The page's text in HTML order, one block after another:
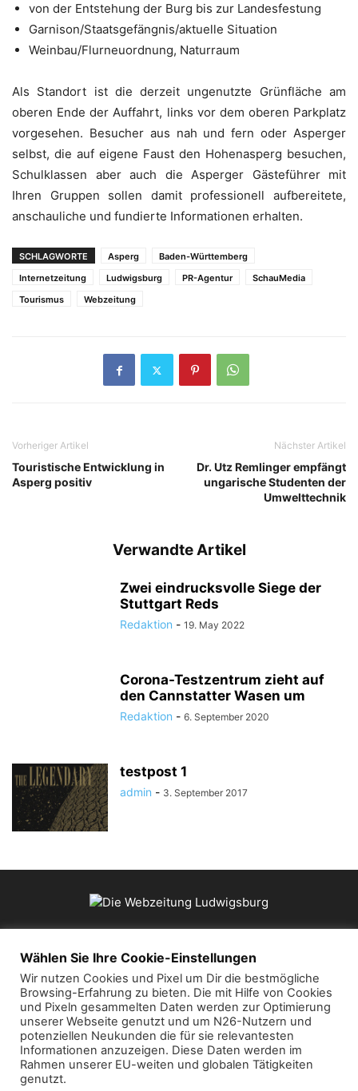
von der Entstehung der Burg bis zur Landesfestung
Garnison/Staatsgefängnis/aktuelle Situation
Weinbau/Flurneuordnung, Naturraum
Als Standort ist die derzeit ungenutzte Grünfläche am
oberen Ende der Auffahrt, links vor dem oberen Parkplatz
vorgesehen. Besucher aus nah und fern oder Asperger
selbst, die auf eigene Faust den Hohenasperg besuchen,
Schulklassen aber auch die Asperger Gästeführer mit
Ihren Gruppen sollen damit professionell aufbereitete,
anschauliche und fundierte Informationen erhalten.
SCHLAGWORTE Asperg
Baden-Württemberg
Internetzeitung
Ludwigsburg PR-Agentur
SchauMedia
Tourismus
Webzeitung
Vorheriger Artikel
Touristische Entwicklung in
Asperg positiv
Nächster Artikel
Dr. Utz Remlinger empfängt
ungarische Studenten der
Umwelttechnik
Verwandte Artikel
Zwei eindrucksvolle Siege der
Stuttgart Reds
Redaktion - 19. May 2022
Corona-Testzentrum zieht auf
den Cannstatter Wasen um
Redaktion - 6. September 2020
testpost 1
admin - 3. September 2017
ÜBER UNS
Kontaktieren Sie uns:mail@die-webzeitung.de
FOLGEN SIE UNS
Wählen Sie Ihre Cookie-Einstellungen
Wir nutzen Cookies und Pixel um Dir die bestmögliche
Browsing-Erfahrung zu bieten. Die mit Hilfe von Cookies
und Pixeln gesammelten Daten werden zur Optimierung
unserer Webseite genutzt und um N26-Nutzern und
potenziellen Neukunden die für sie relevantesten
Informationen anzuzeigen. Diese Daten werden im
Rahmen unserer EU-weiten und globalen Tätigkeiten
genutzt.